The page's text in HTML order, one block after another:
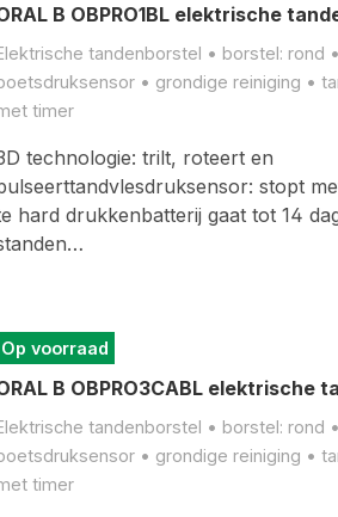
B OBPRO1BL elektrische
tandenborstel • borstel: rond
• grondige reiniging •
timer
technologie: trilt, roteert en
stopt
hard drukkenbatterij gaat tot 14
Op voorraad
B OBPRO3CABL elektrische
tandenborstel • borstel: rond
• grondige reiniging •
timer